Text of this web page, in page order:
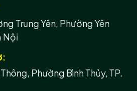
Trung Yên, Phường Yên
Nội
Phường Bình Thủy, TP.